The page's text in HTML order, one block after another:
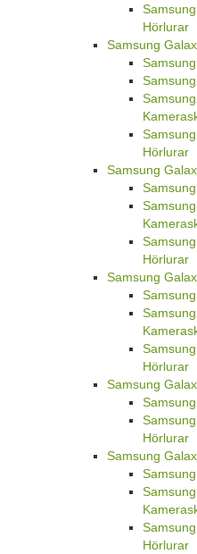
Hörlurar
Samsung
Hörlurar
Samsung
Hörlurar
Samsung
Hörlurar
Samsung
Hörlurar
Samsung
Hörlurar